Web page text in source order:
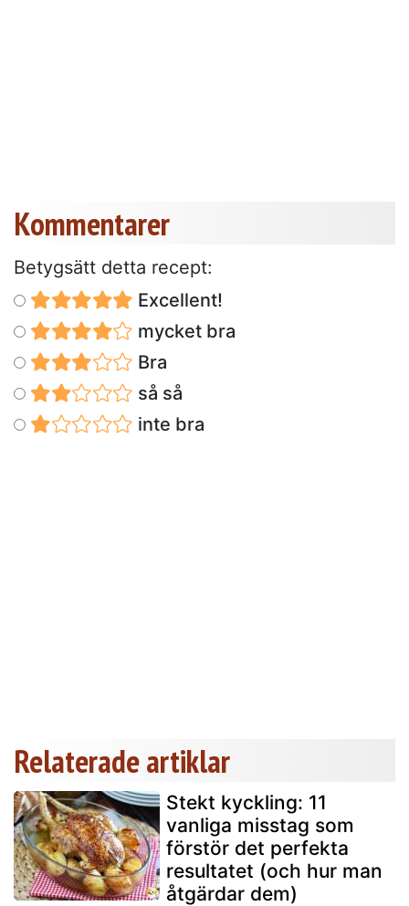
Kommentarer
Betygsätt detta recept:
Excellent!
mycket bra
Bra
så så
inte bra
Relaterade artiklar
Stekt kyckling: 11
vanliga misstag som
förstör det perfekta
resultatet (och hur man
åtgärdar dem)